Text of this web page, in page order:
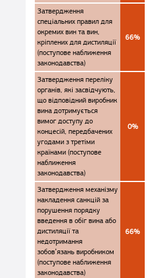
Затвердження
спеціальних правил для
окремих вин та вин,
кріплених для дистиляції
(поступове наближення
законодавства)
66%
Затвердження переліку
органів, які засвідчують,
що відповідний виробник
вина дотримується
вимог доступу до
концесій, передбачених
угодами з третіми
країнами (поступове
наближення
законодавства)
0%
Затвердження механізму
накладення санкцій за
порушення порядку
введення в обіг вина або
дистиляції та
недотримання
зобов’язань виробником
(поступове наближення
законодавства)
66%